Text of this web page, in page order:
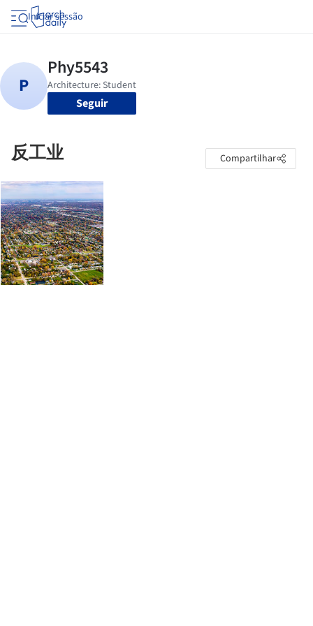
Iniciar sessão
Seguir
反工业 Compartilhar